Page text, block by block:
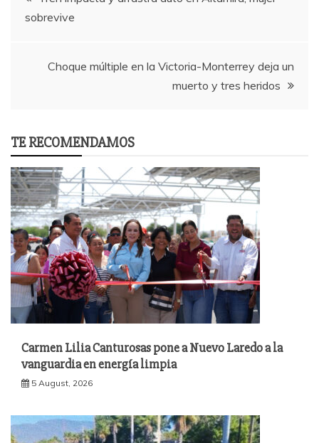
navigation
sobrevive
Choque múltiple en la Victoria-Monterrey deja un
muerto y tres heridos
TE RECOMENDAMOS
Carmen Lilia Canturosas pone a Nuevo Laredo a la
vanguardia en energía limpia
5 August, 2026